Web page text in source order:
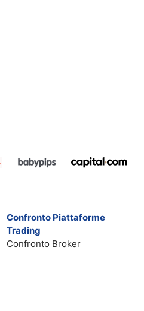
Confronto Piattaforme
Trading
Confronto Broker